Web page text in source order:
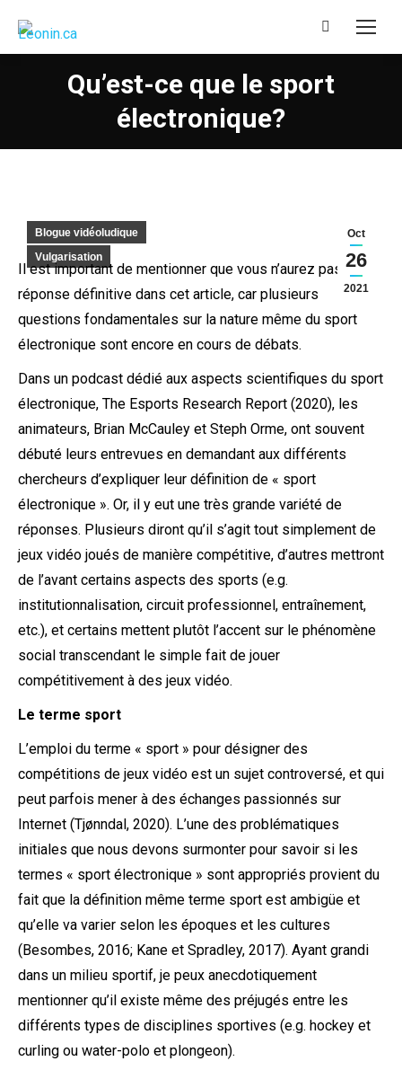
Recherche
:
Qu’est-ce que le sport
électronique?
Oct
26
2021
Blogue vidéoludique
Vulgarisation
Il est important de mentionner que vous n’aurez pas de
réponse définitive dans cet article, car plusieurs
questions fondamentales sur la nature même du sport
électronique sont encore en cours de débats.
Dans un podcast dédié aux aspects scientifiques du sport
électronique, The Esports Research Report (2020), les
animateurs, Brian McCauley et Steph Orme, ont souvent
débuté leurs entrevues en demandant aux différents
chercheurs d’expliquer leur définition de « sport
électronique ». Or, il y eut une très grande variété de
réponses. Plusieurs diront qu’il s’agit tout simplement de
jeux vidéo joués de manière compétitive, d’autres mettront
de l’avant certains aspects des sports (e.g.
institutionnalisation, circuit professionnel, entraînement,
etc.), et certains mettent plutôt l’accent sur le phénomène
social transcendant le simple fait de jouer
compétitivement à des jeux vidéo.
Le terme sport
L’emploi du terme « sport » pour désigner des
compétitions de jeux vidéo est un sujet controversé, et qui
peut parfois mener à des échanges passionnés sur
Internet (Tjønndal, 2020). L’une des problématiques
initiales que nous devons surmonter pour savoir si les
termes « sport électronique » sont appropriés provient du
fait que la définition même terme sport est ambigüe et
qu’elle va varier selon les époques et les cultures
(Besombes, 2016; Kane et Spradley, 2017). Ayant grandi
dans un milieu sportif, je peux anecdotiquement
mentionner qu’il existe même des préjugés entre les
différents types de disciplines sportives (e.g. hockey et
curling ou water-polo et plongeon).